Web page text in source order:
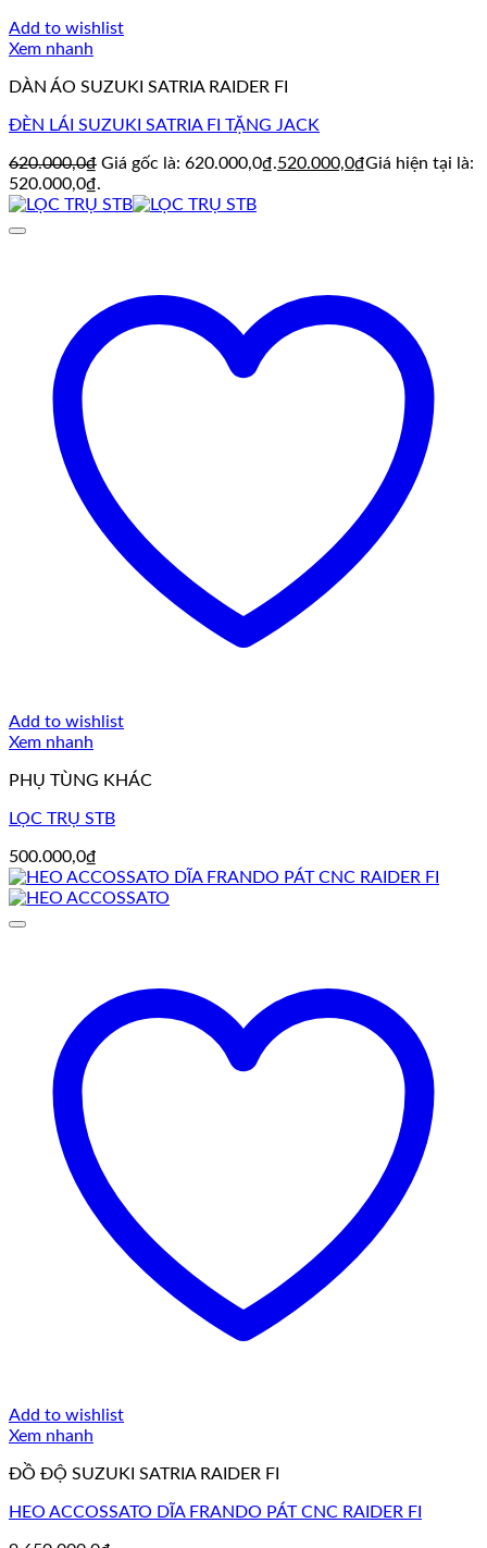
Add to wishlist
Xem nhanh
DÀN ÁO SUZUKI SATRIA RAIDER FI
ĐÈN LÁI SUZUKI SATRIA FI TẶNG JACK
620.000,0₫ Giá gốc là: 620.000,0₫.520.000,0₫Giá hiện tại là:
520.000,0₫.
Add to wishlist
Xem nhanh
PHỤ TÙNG KHÁC
LỌC TRỤ STB
500.000,0₫
Add to wishlist
Xem nhanh
ĐỒ ĐỘ SUZUKI SATRIA RAIDER FI
HEO ACCOSSATO DĨA FRANDO PÁT CNC RAIDER FI